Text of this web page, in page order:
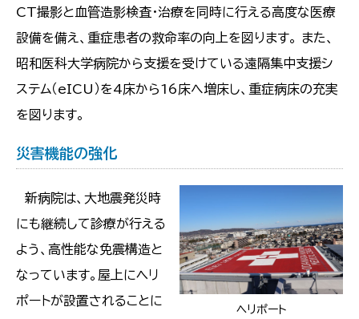
CT撮影と血管造影検査・治療を同時に行える高度な医療
設備を備え、重症患者の救命率の向上を図ります。 また、
昭和医科大学病院から支援を受けている遠隔集中支援シ
ステム（eICU）を4床から16床へ増床し、重症病床の充実
を図ります。
災害機能の強化
ヘリポート
新病院は、大地震発災時
にも継続して診療が行える
よう、高性能な免震構造と
なっています。屋上にヘリ
ポートが設置されることに